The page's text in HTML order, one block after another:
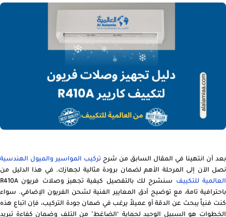
بعد أن انتهينا في المقال السابق من شرح تركيب المواسير والميول الهندسية
نصل الآن إلى المرحلة الأهم لضمان برودة مثالية لجهازك. في هذا الدليل من
العالمية للتكييف
سنشرح لك بالتفصيل كيفية تجهيز وصلات فريون R410A
باحترافية تامة، مع توضيح أدق المعايير الفنية لشحن الفريون الإضافي. سواء
كنت فنياً يبحث عن الدقة أو عميلاً يرغب في ضمان جودة التركيب، فإن اتباع هذه
الخطوات هو السبيل الوحيد لحماية ‘الضاغط’ من التلف وضمان كفاءة تبريد